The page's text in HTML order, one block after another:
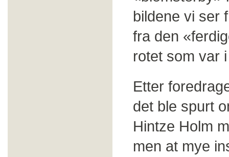
bildene vi ser
fra den
rotet som var
Etter
det ble spurt
Hintze Holm
men at mye